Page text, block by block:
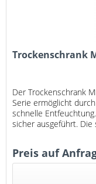
Trockenschrank
Der Trockenschrank
Serie ermöglicht
schnelle
sicher ausgeführt.
Preis auf